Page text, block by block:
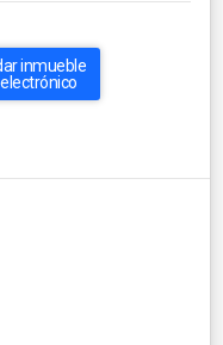
inmueble